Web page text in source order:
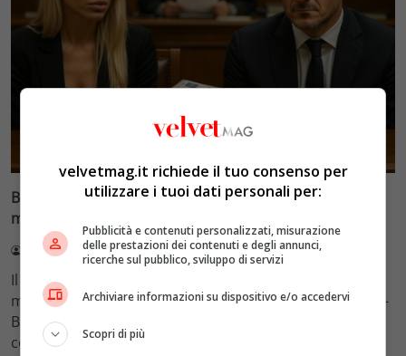
Blasi vs Totti: il giudice riduce l’assegno di
mantenimento a 10.900 euro
Redazione VelvetMAG 4 Agosto 2026
Il Tribunale di Roma ha fissato l'assegno di
mantenimento figli a 10.900 euro mensili nel caso Totti-
Blasi, respingendo la richiesta di 20mila euro della
conduttrice.
velvetmag.it richiede il tuo consenso per
utilizzare i tuoi dati personali per:
Pubblicità e contenuti personalizzati, misurazione
delle prestazioni dei contenuti e degli annunci,
ricerche sul pubblico, sviluppo di servizi
Archiviare informazioni su dispositivo e/o accedervi
Scopri di più